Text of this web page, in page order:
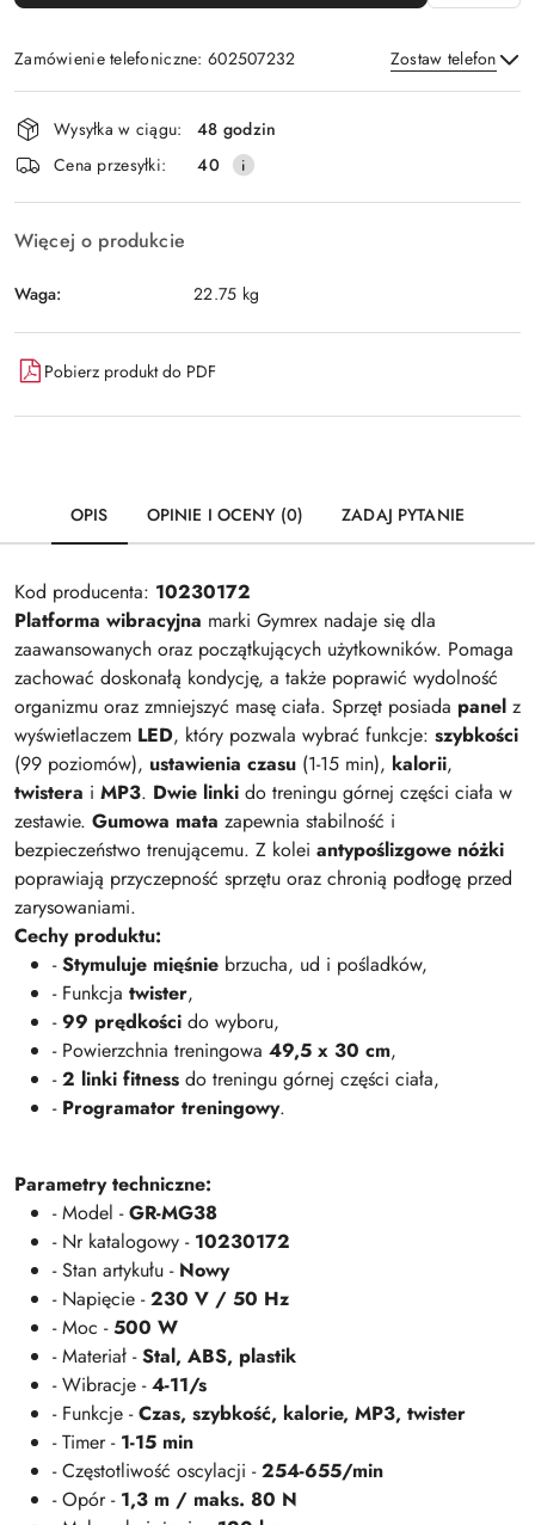
Zamówienie telefoniczne: 602507232 Zostaw telefon
Wyślij
Dostępność
i
dostawa
Wysyłka w ciągu:
48 godzin
Cena przesyłki:
40
Więcej o produkcie
Waga: 22.75 kg
Pobierz produkt do PDF
OPIS OPINIE I OCENY (0) ZADAJ PYTANIE
Kod producenta: 10230172
Platforma wibracyjna marki Gymrex nadaje się dla
zaawansowanych oraz początkujących użytkowników. Pomaga
zachować doskonałą kondycję, a także poprawić wydolność
organizmu oraz zmniejszyć masę ciała. Sprzęt posiada panel z
wyświetlaczem LED, który pozwala wybrać funkcje: szybkości
(99 poziomów), ustawienia czasu (1-15 min), kalorii,
twistera i MP3. Dwie linki do treningu górnej części ciała w
zestawie. Gumowa mata zapewnia stabilność i
bezpieczeństwo trenującemu. Z kolei antypoślizgowe nóżki
poprawiają przyczepność sprzętu oraz chronią podłogę przed
zarysowaniami.
Cechy produktu:
-Stymuluje mięśnie brzucha, ud i pośladków,
- Funkcja twister,
-99 prędkości do wyboru,
- Powierzchnia treningowa 49,5 x 30 cm,
-2 linki fitness do treningu górnej części ciała,
- Programator treningowy.
Parametry techniczne:
- Model -GR-MG38
- Nr katalogowy - 10230172
- Stan artykułu - Nowy
- Napięcie -230 V / 50 Hz
- Moc -500 W
- Materiał -Stal, ABS, plastik
- Wibracje -4-11/s
- Funkcje -Czas, szybkość, kalorie, MP3, twister
- Timer - 1-15 min
- Częstotliwość oscylacji -254-655/min
- Opór - 1,3 m / maks. 80 N